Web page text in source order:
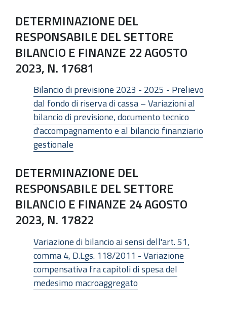
DETERMINAZIONE DEL
RESPONSABILE DEL SETTORE
BILANCIO E FINANZE 22 AGOSTO
2023, N. 17681
Bilancio di previsione 2023 - 2025 - Prelievo
dal fondo di riserva di cassa – Variazioni al
bilancio di previsione, documento tecnico
d'accompagnamento e al bilancio finanziario
gestionale
DETERMINAZIONE DEL
RESPONSABILE DEL SETTORE
BILANCIO E FINANZE 24 AGOSTO
2023, N. 17822
Variazione di bilancio ai sensi dell'art. 51,
comma 4, D.Lgs. 118/2011 - Variazione
compensativa fra capitoli di spesa del
medesimo macroaggregato